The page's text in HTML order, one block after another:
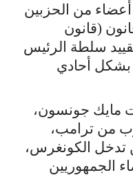
من الحزبين
(قانون
سلطة الرئيس
أحادي
مايك جونسون،
من ترامب،
تدخل الكونغرس،
الجمهوريين